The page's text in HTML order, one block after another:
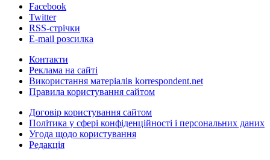
Facebook
Twitter
RSS-стрічки
E-mail розсилка
Контакти
Реклама на сайті
Використання матеріалів korrespondent.net
Правила користування сайтом
Договір користування сайтом
Політика у сфері конфіденційності і персональних даних
Угода щодо користування
Редакція